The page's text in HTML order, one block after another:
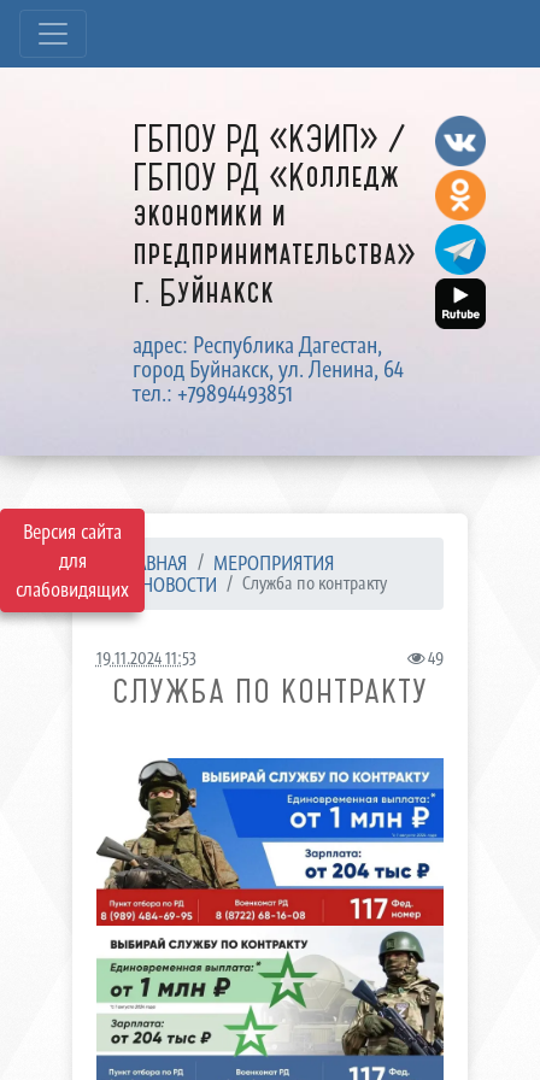
Версия сайта
для
слабовидящих
ГБПОУ РД «КЭИП» /
ГБПОУ РД «Колледж
экономики и
предпринимательства»
г. Буйнакск
адрес: Республика Дагестан,
город Буйнакск, ул. Ленина, 64
тел.: +79894493851
ГЛАВНАЯ
МЕРОПРИЯТИЯ
НОВОСТИ
Служба по контракту
19.11.2024 11:53 49
СЛУЖБА ПО КОНТРАКТУ